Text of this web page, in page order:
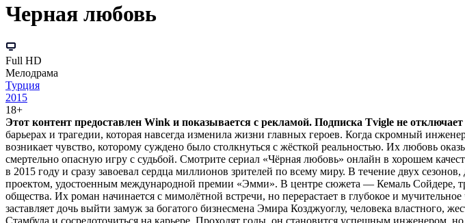
Черная любовь
Full HD
Мелодрама
Турция
2015
18+
Этот контент предоставлен Wink и показывается с рекламой. Подписка Tvigle не
барьерах и трагедии, которая навсегда изменила жизни главных героев. Когда скромный
возникает чувство, которому суждено было столкнуться с жёсткой реальностью. Их любовь
смертельно опасную игру с судьбой. Смотрите сериал «Чёрная любовь» онлайн в хорошем
в 2015 году и сразу завоевал сердца миллионов зрителей по всему миру. В течение двух
проектом, удостоенным международной премии «Эмми». В центре сюжета — Кемаль Сойдере,
общества. Их роман начинается с мимолётной встречи, но перерастает в глубокое и
заставляет дочь выйти замуж за богатого бизнесмена Эмира Козджуоглу, человека властного,